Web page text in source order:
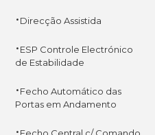
·Direcção Assistida
·ESP Controle Electrónico
de Estabilidade
·Fecho Automático das
Portas em Andamento
·